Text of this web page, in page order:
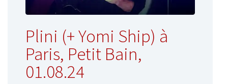
Plini (+ Yomi Ship) à
Paris, Petit Bain,
01.08.24